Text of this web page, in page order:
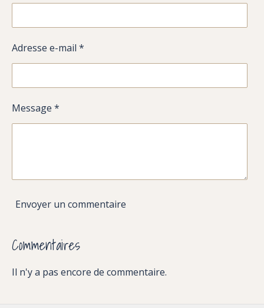
Adresse e-mail *
Message *
Envoyer un commentaire
Commentaires
Il n'y a pas encore de commentaire.